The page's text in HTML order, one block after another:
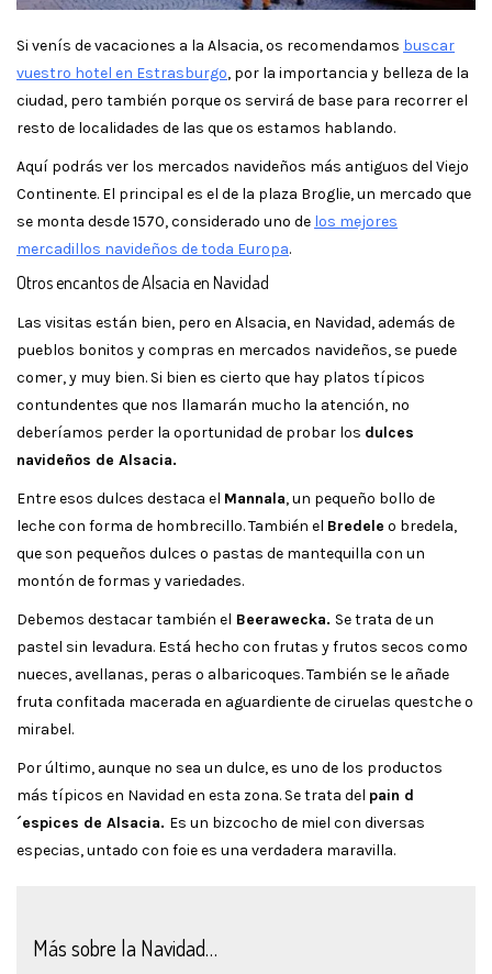
Si venís de vacaciones a la Alsacia, os recomendamos buscar
vuestro hotel en Estrasburgo, por la importancia y belleza de la
ciudad, pero también porque os servirá de base para recorrer el
resto de localidades de las que os estamos hablando.
Aquí podrás ver los mercados navideños más antiguos del Viejo
Continente. El principal es el de la plaza Broglie, un mercado que
se monta desde 1570, considerado uno de los mejores
mercadillos navideños de toda Europa.
Otros encantos de Alsacia en Navidad
Las visitas están bien, pero en Alsacia, en Navidad, además de
pueblos bonitos y compras en mercados navideños, se puede
comer, y muy bien. Si bien es cierto que hay platos típicos
contundentes que nos llamarán mucho la atención, no
deberíamos perder la oportunidad de probar los dulces
navideños de Alsacia.
Entre esos dulces destaca el Mannala, un pequeño bollo de
leche con forma de hombrecillo. También el Bredele o bredela,
que son pequeños dulces o pastas de mantequilla con un
montón de formas y variedades.
Debemos destacar también el Beerawecka. Se trata de un
pastel sin levadura. Está hecho con frutas y frutos secos como
nueces, avellanas, peras o albaricoques. También se le añade
fruta confitada macerada en aguardiente de ciruelas questche o
mirabel.
Por último, aunque no sea un dulce, es uno de los productos
más típicos en Navidad en esta zona. Se trata del pain d
´espices de Alsacia. Es un bizcocho de miel con diversas
especias, untado con foie es una verdadera maravilla.
Más sobre la Navidad…